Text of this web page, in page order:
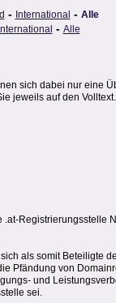
- International - Alle
International - Alle
sich dabei nur eine
jeweils auf den Volltext.
Registrierungsstelle
als somit Beteiligte
Pfändung von
und
sei.